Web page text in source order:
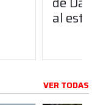
al
VER TODAS